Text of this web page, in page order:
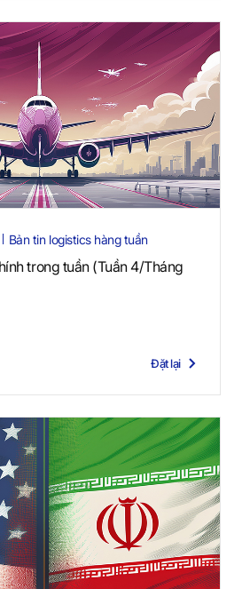
Bản tin logistics hàng tuần
trong tuần (Tuần 4/Tháng
Đặt lại